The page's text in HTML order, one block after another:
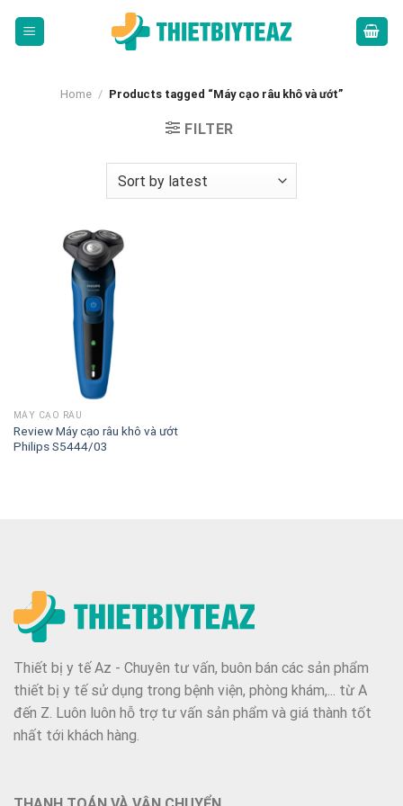
Home / Products tagged “Máy cạo râu khô và ướt”
FILTER
MÁY CẠO RÂU
Review Máy cạo râu khô và ướt
Philips S5444/03
Thiết bị y tế Az - Chuyên tư vấn, buôn bán các sản phẩm
thiết bị y tế sử dụng trong bệnh viện, phòng khám,... từ A
đến Z. Luôn luôn hỗ trợ tư vấn sản phẩm và giá thành tốt
nhất tới khách hàng.